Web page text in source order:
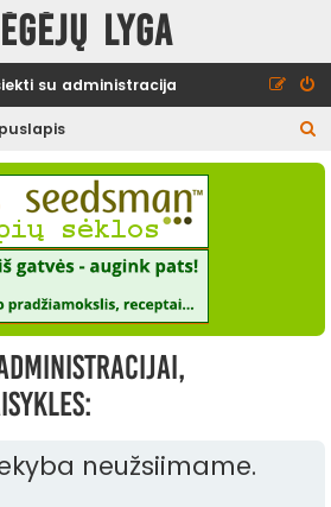
lyga
su administracija
e
neužsiimame.